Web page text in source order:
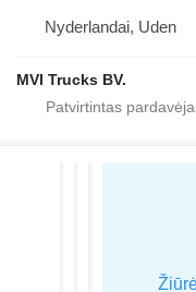
Nyderlandai, Uden
MVI Trucks BV.